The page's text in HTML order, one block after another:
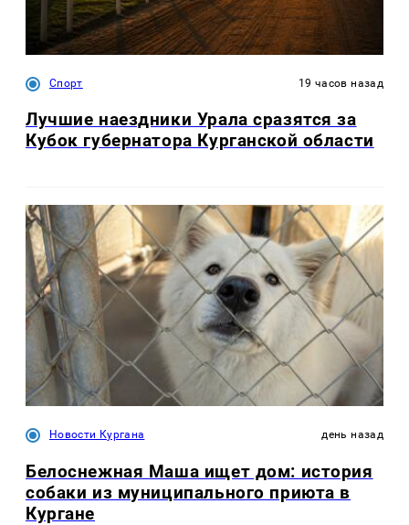
Спорт 19 часов назад
Лучшие наездники Урала сразятся за
Кубок губернатора Курганской области
Новости Кургана день назад
Белоснежная Маша ищет дом: история
собаки из муниципального приюта в
Кургане